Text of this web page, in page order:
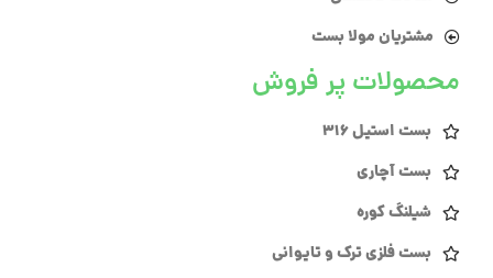
مشتریان مولا بست
محصولات پر فروش
بست استیل 316
بست آچاری
شیلنگ کوره
بست فلزی ترک و تایوانی